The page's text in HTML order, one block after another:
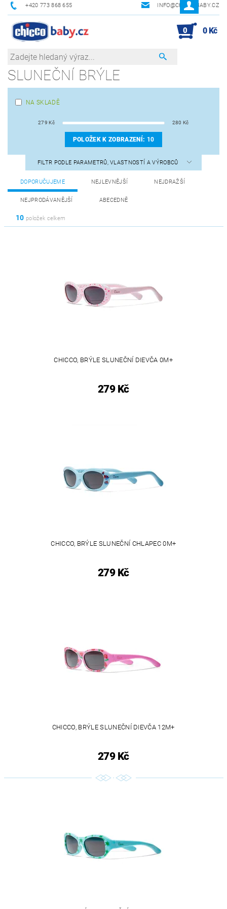
+420 773 868 655 INFO@CHICCOBABY.CZ
0 0 Kč
SLUNEČNÍ BRÝLE
NA SKLADĚ
279 Kč 280 Kč
POLOŽEK K ZOBRAZENÍ: 10
FILTR PODLE PARAMETRŮ, VLASTNOSTÍ A VÝROBCŮ
DOPORUČUJEME NEJLEVNĚJŠÍ NEJDRAŽŠÍ
NEJPRODÁVANĚJŠÍ ABECEDNĚ
10 položek celkem
CHICCO, BRÝLE SLUNEČNÍ DIEVČA 0M+
279 Kč
CHICCO, BRÝLE SLUNEČNÍ CHLAPEC 0M+
279 Kč
CHICCO, BRÝLE SLUNEČNÍ DIEVČA 12M+
279 Kč